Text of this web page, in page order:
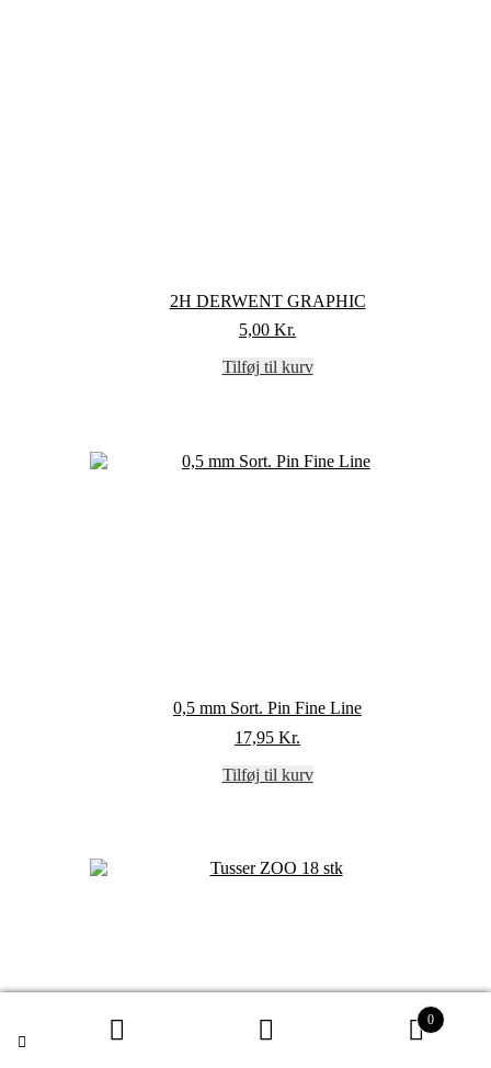
2H DERWENT GRAPHIC
5,00 Kr.
Tilføj til kurv
0,5 mm Sort. Pin Fine Line
17,95 Kr.
Tilføj til kurv
0